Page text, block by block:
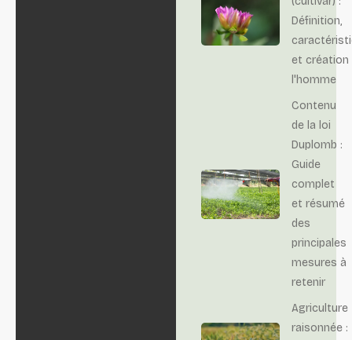
Définition,
et création
l'homme
Contenu
de la loi
Duplomb :
Guide
complet
et résumé
des
principales
mesures à
retenir
Agriculture
raisonnée :